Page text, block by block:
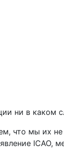
ни в каком
что мы их
ICAO,